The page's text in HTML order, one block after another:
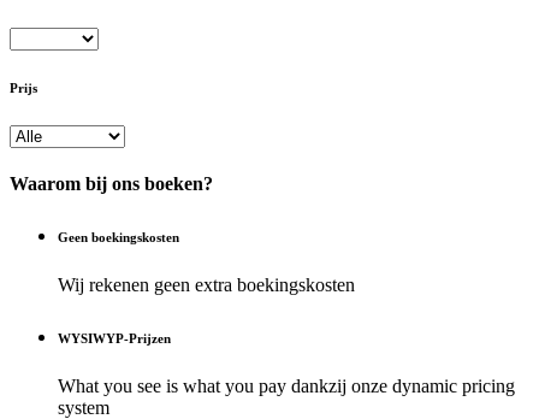
Prijs
Waarom bij ons boeken?
Geen boekingskosten
Wij rekenen geen extra boekingskosten
WYSIWYP-Prijzen
What you see is what you pay dankzij onze dynamic pricing
system